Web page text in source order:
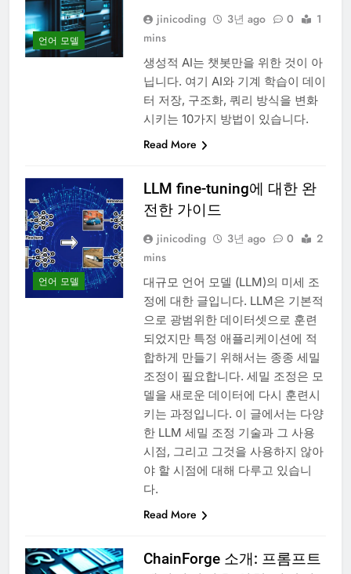
언어 모델
jinicoding 3년 ago 0
1
mins
생성적 AI는 챗봇만을 위한 것이 아
닙니다. 여기 AI와 기계 학습이 데이
터 저장, 구조화, 쿼리 방식을 변화
시키는 10가지 방법이 있습니다.
Read More
언어 모델
LLM fine-tuning에 대한 완
전한 가이드
jinicoding 3년 ago 0
2
mins
대규모 언어 모델 (LLM)의 미세 조
정에 대한 글입니다. LLM은 기본적
으로 광범위한 데이터셋으로 훈련
되었지만 특정 애플리케이션에 적
합하게 만들기 위해서는 종종 세밀
조정이 필요합니다. 세밀 조정은 모
델을 새로운 데이터에 다시 훈련시
키는 과정입니다. 이 글에서는 다양
한 LLM 세밀 조정 기술과 그 사용
시점, 그리고 그것을 사용하지 않아
야 할 시점에 대해 다루고 있습니
다.
Read More
ChainForge 소개: 프롬프트